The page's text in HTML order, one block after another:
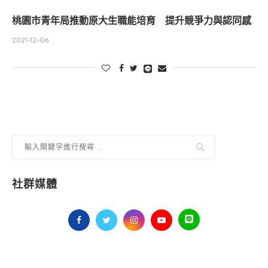
桃園市青年局推動原大生職能培育 提升競爭力與認同感
2021-12-06
社群媒體